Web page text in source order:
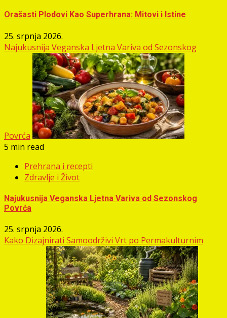
Orašasti Plodovi Kao Superhrana: Mitovi i Istine
25. srpnja 2026.
Najukusnija Veganska Ljetna Variva od Sezonskog
Povrća
5 min read
Prehrana i recepti
Zdravlje i Život
Najukusnija Veganska Ljetna Variva od Sezonskog
Povrća
25. srpnja 2026.
Kako Dizajnirati Samoodrživi Vrt po Permakulturnim